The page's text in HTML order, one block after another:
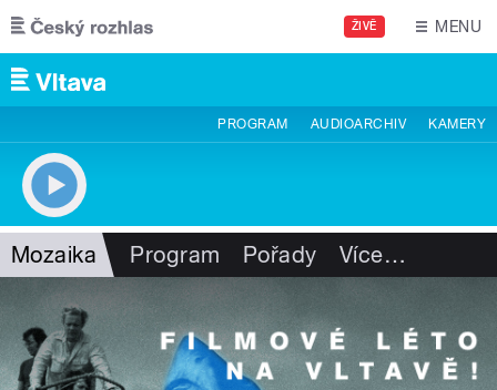
Přejít k hlavnímu obsahu
ŽIVĚ MENU
PROGRAM AUDIOARCHIV KAMERY
Mozaika Program Pořady Více…